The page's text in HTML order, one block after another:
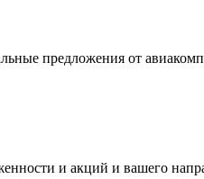
предложения от
и акций и вашего